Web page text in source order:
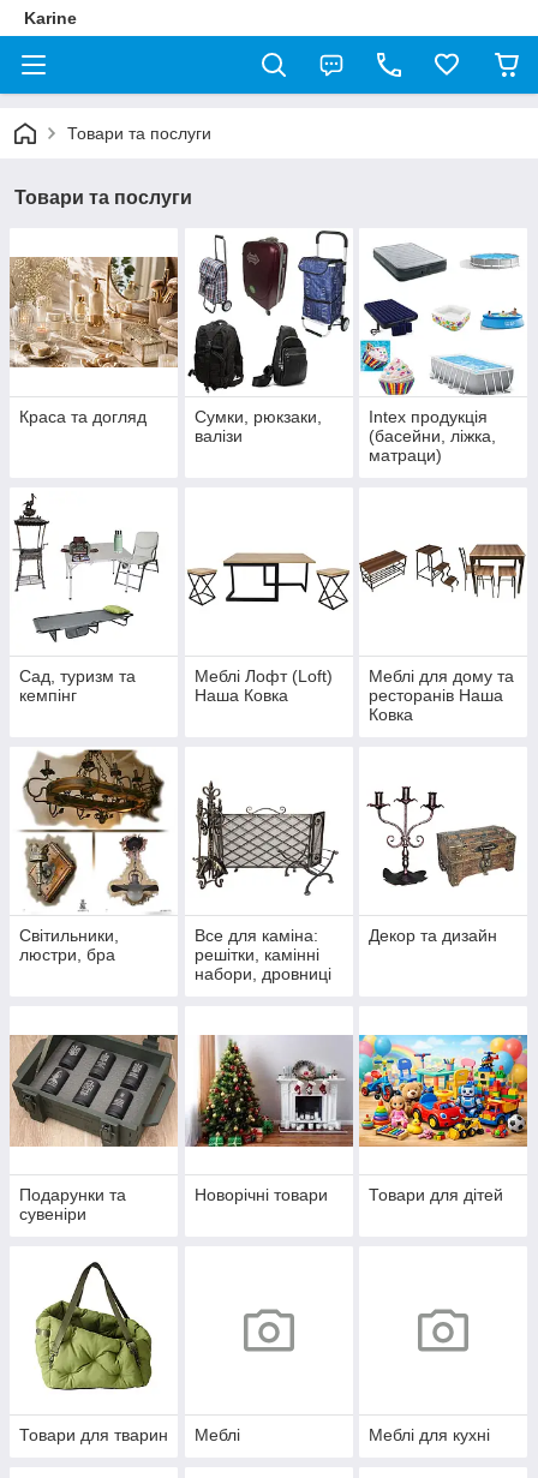
Karine
Товари та послуги
Товари та послуги
Краса та догляд
Сумки, рюкзаки,
валізи
Intex продукція
(басейни, ліжка,
матраци)
Сад, туризм та
кемпінг
Меблі Лофт (Loft)
Наша Ковка
Меблі для дому та
ресторанів Наша
Ковка
Світильники,
люстри, бра
Все для каміна:
решітки, камінні
набори, дровниці
Декор та дизайн
Подарунки та
сувеніри
Новорічні товари Товари для дітей
Товари для тварин Меблі Меблі для кухні